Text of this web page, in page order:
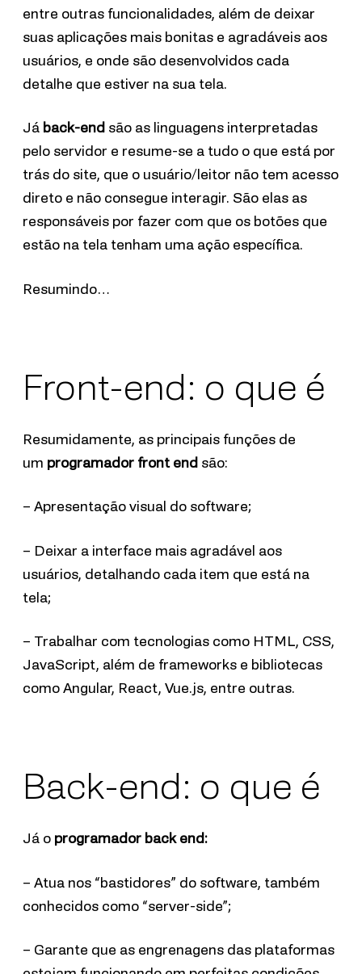
entre outras funcionalidades, além de deixar
suas aplicações mais bonitas e agradáveis aos
usuários, e onde são desenvolvidos cada
detalhe que estiver na sua tela.
Já back-end são as linguagens interpretadas
pelo servidor e resume-se a tudo o que está por
trás do site, que o usuário/leitor não tem acesso
direto e não consegue interagir. São elas as
responsáveis por fazer com que os botões que
estão na tela tenham uma ação específica.
Resumindo…
Front-end: o que é
Resumidamente, as principais funções de
um programador front endsão:
– Apresentação visual do software;
– Deixar a interface mais agradável aos
usuários, detalhando cada item que está na
tela;
– Trabalhar com tecnologias como HTML, CSS,
JavaScript, além de frameworks e bibliotecas
como Angular, React, Vue.js, entre outras.
Back-end: o que é
Já o programador back end:
– Atua nos “bastidores” do software, também
conhecidos como “server-side”;
– Garante que as engrenagens das plataformas